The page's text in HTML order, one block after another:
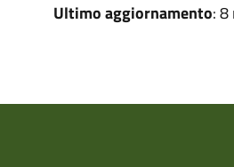
Ultimo aggiornamento: